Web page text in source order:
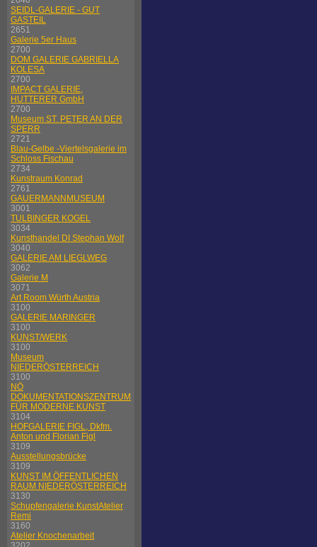
SEIDL-GALERIE - GUT
GASTEIL
2651
Galerie 5er Haus
2700
DOM GALERIE GABRIELLA
KOLESA
2700
IMPACT GALERIE,
HUTTERER GmbH
2700
Museum ST. PETER AN DER
SPERR
2721
Blau-Gelbe -Viertelsgalerie im
Schloss Fischau
2734
Kunstraum Konrad
2761
GAUERMANNMUSEUM
3001
TULBINGER KOGEL
3034
Kunsthandel DI Stephan Wolf
3040
GALERIE AM LIEGLWEG
3062
Galerie M
3071
Art Room Würth Austria
3100
GALERIE MARINGER
3100
KUNST/WERK
3100
Museum
NIEDERÖSTERREICH
3100
NÖ
DOKUMENTATIONSZENTRUM
FÜR MODERNE KUNST
3104
HOFGALERIE FIGL, Dkfm.
Anton und Florian Figl
3109
Ausstellungsbrücke
3109
KUNST IM ÖFFENTLICHEN
RAUM NIEDERÖSTERREICH
3130
Schupfengalerie KunstAtelier
Remi
3160
Atelier Knochenarbeit